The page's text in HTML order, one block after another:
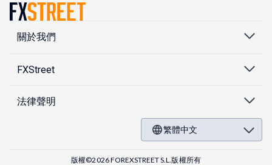
關於我們
FXStreet
法律聲明
繁體中文
版權©2026 FOREXSTREET S.L.版權所有